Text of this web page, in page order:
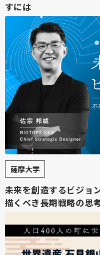
示場などを一体整備
と見られる。シン
た例もあり、北海
と期待されている。
【コメント】
昭和時代の大箱で団
でリノベーション
換して成功してい
ドと体験のソフト
で観光コンテンツ
【北海道ニ
ファンド
事業売却
すには
薩摩大学
未来を創造するビジョ
描くべき長期戦略の思